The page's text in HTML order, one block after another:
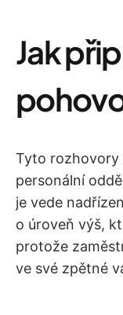
Jak
Tyto rozhovory
personální
je vede
o úroveň výš,
protože
ve své zpětné